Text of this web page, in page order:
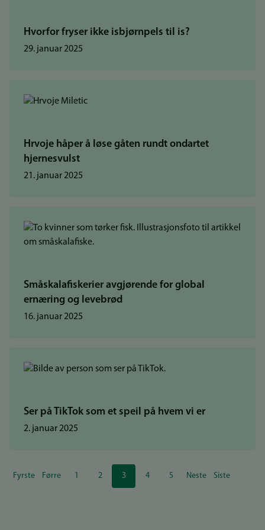
Hvorfor fryser ikke isbjørnpels til is?
29. januar 2025
Hrvoje håper å løse gåten rundt ondartet
hjernesvulst
21. januar 2025
Småskalafiskerier avgjørende for global
ernæring og levebrød
16. januar 2025
Ser på TikTok som et speil på hvem vi er
2. januar 2025
Sider
Første
Fyrste
Forrige
Førre Side
1 Side
2
Nåværende
side
3 Side
4 Side
5
Neste
Neste
Siste
Siste